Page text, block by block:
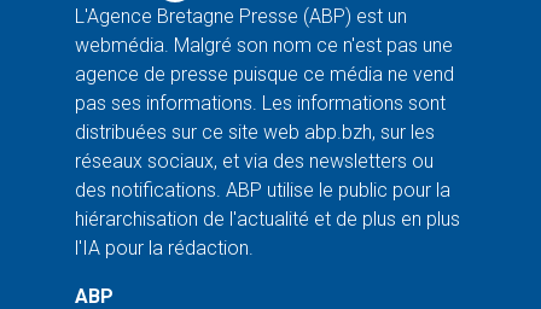
L'Agence Bretagne Presse (ABP) est un
webmédia. Malgré son nom ce n'est pas une
agence de presse puisque ce média ne vend
pas ses informations. Les informations sont
distribuées sur ce site web abp.bzh, sur les
réseaux sociaux, et via des newsletters ou
des notifications. ABP utilise le public pour la
hiérarchisation de l'actualité et de plus en plus
l'IA pour la rédaction.
ABP